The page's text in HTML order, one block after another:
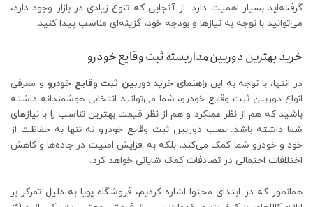
گرفته‌اید بسیار اهمیت دارد. از آنجایی که تنوع زیادی در بازار وجود دارد،
می‌توانید با توجه به نیازها و بودجه خود، گزینه‌ای مناسب پیدا کنید.
خرید بهترین دوربین مداربسته ثبت وقایع خودرو
در انتها، با توجه به اینراهنمای خرید دوربین ثبت وقایع خودرو و معرفی
انواع دوربین ثبت وقایع خودرو، شما می‌توانید انتخابی هوشمندانه داشته
باشید که هم از نظر عملکرد و هم از نظر قیمت بهترین تناسب را با نیازهای
شما داشته باشد. نصب دوربین ثبت وقایع خودرو نه تنها به حفاظت از
خود و خودرو شما کمک می‌کند، بلکه به افزایش امنیت در جاده‌ها و کاهش
اختلافات احتمالی در تصادفات کمک شایانی خواهد کرد.
همانطور که در ابتدای محتوا اشاره کردیم، فروشگاه پویا به دلیل تمرکز بر